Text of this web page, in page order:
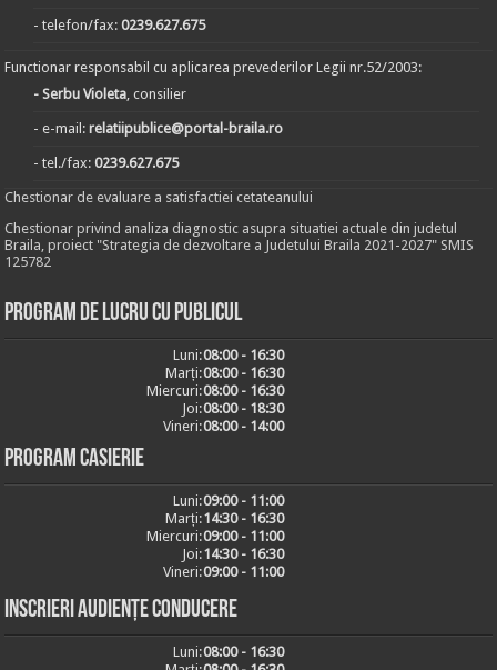
- telefon/fax:0239.627.675
Functionar responsabil cu aplicarea prevederilor Legii nr.52/2003:
- Serbu Violeta, consilier
- e-mail:relatiipublice@portal-braila.ro
- tel./fax:0239.627.675
Chestionar de evaluare a satisfactiei cetateanului
Chestionar privind analiza diagnostic asupra situatiei actuale din judetul
Braila, proiect "Strategia de dezvoltare a Judetului Braila 2021-2027" SMIS
125782
Program de lucru cu publicul
Luni:08:00 - 16:30
Marți:08:00 - 16:30
Miercuri:08:00 - 16:30
Joi:08:00 - 18:30
Vineri:08:00 - 14:00
Program casierie
Luni:09:00 - 11:00
Marți:14:30 - 16:30
Miercuri:09:00 - 11:00
Joi:14:30 - 16:30
Vineri:09:00 - 11:00
Inscrieri audiențe conducere
Luni:08:00 - 16:30